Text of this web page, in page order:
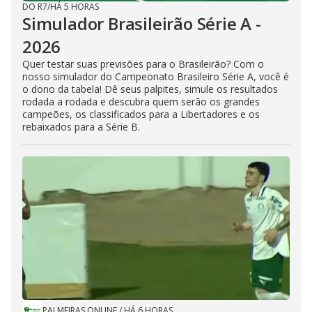
DO R7/HÁ 5 HORAS
Simulador Brasileirão Série A -
2026
Quer testar suas previsões para o Brasileirão? Com o
nosso simulador do Campeonato Brasileiro Série A, você é
o dono da tabela! Dê seus palpites, simule os resultados
rodada a rodada e descubra quem serão os grandes
campeões, os classificados para a Libertadores e os
rebaixados para a Série B.